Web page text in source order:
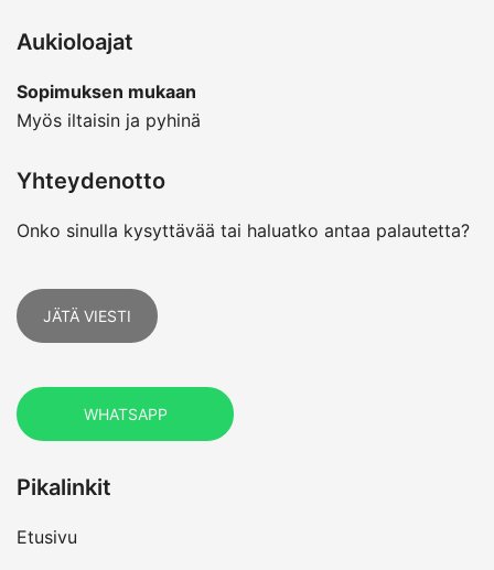
Aukioloajat
Sopimuksen mukaan
Myös iltaisin ja pyhinä
Yhteydenotto
Onko sinulla kysyttävää tai haluatko antaa palautetta?
JÄTÄ VIESTI
WHATSAPP
Pikalinkit
Etusivu